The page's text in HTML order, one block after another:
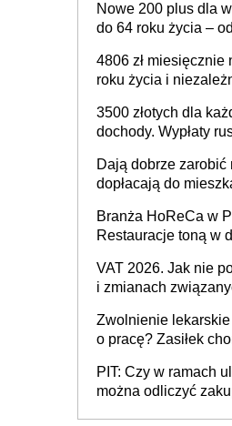
również kwotowa
Nowe 200 plus dla
do 64 roku życia –
programu rządowego
4806 zł miesięcznie
roku życia i
ma odwrócić trend
Polsce
3500 złotych dla
dochody. Wypłaty
Dają dobrze
dopłacają do
Branża HoReCa w
Restauracje toną w
VAT 2026. Jak nie
i zmianach
Zwolnienie
o pracę? Zasiłek
dni od ustania
PIT: Czy w ramach
można odliczyć